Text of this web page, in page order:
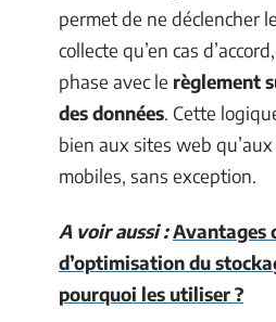
permet de ne déclencher
collecte qu’en cas
phase avec le règlement
des données. Cette
bien aux sites web
mobiles, sans exception.
A voir aussi :Avantages
d’optimisation du
pourquoi les utiliser ?